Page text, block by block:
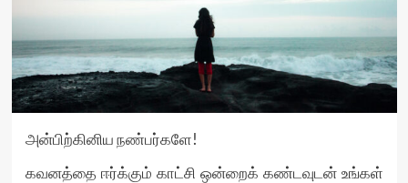
அன்பிற்கினிய நண்பர்களே!
கவனத்தை ஈர்க்கும் காட்சி ஒன்றைக் கண்டவுடன் உங்கள்